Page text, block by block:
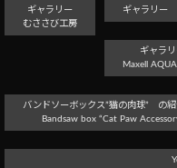
ギャラリー
むささび工房
ギャラリー
ギャラ
Maxell
バンドソーボックス”猫の肉球” の
Bandsaw box “Cat Paw